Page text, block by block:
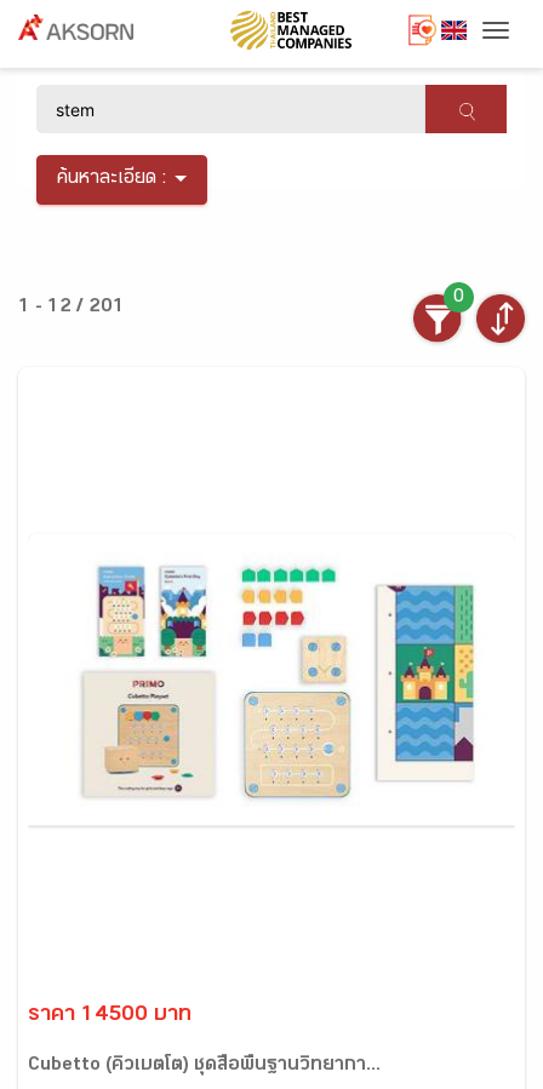
ค้นหาละเอียด :
1 - 12 / 201
0
ราคา 14500 บาท
Cubetto (คิวเบตโต) ชุดสื่อพื้นฐานวิทยากา...